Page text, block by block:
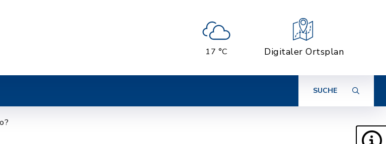
17 °C Digitaler Ortsplan
SUCHE